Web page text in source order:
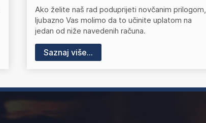
Ako želite naš rad poduprijeti novčanim prilogom,
ljubazno Vas molimo da to učinite uplatom na
jedan od niže navedenih računa.
Saznaj više...